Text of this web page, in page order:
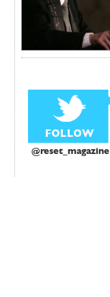
@reset_magazine